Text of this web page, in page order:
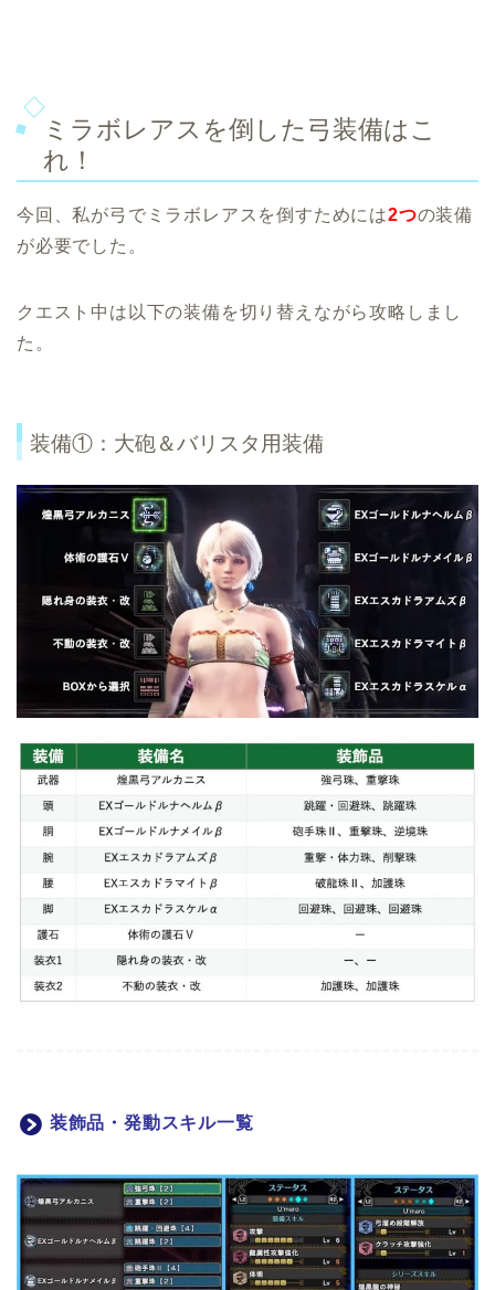
ミラボレアスを倒した弓装備はこ
れ！
今回、私が弓でミラボレアスを倒すためには2つの装備
が必要でした。
クエスト中は以下の装備を切り替えながら攻略しまし
た。
装備①：大砲＆バリスタ用装備
装飾品・発動スキル一覧